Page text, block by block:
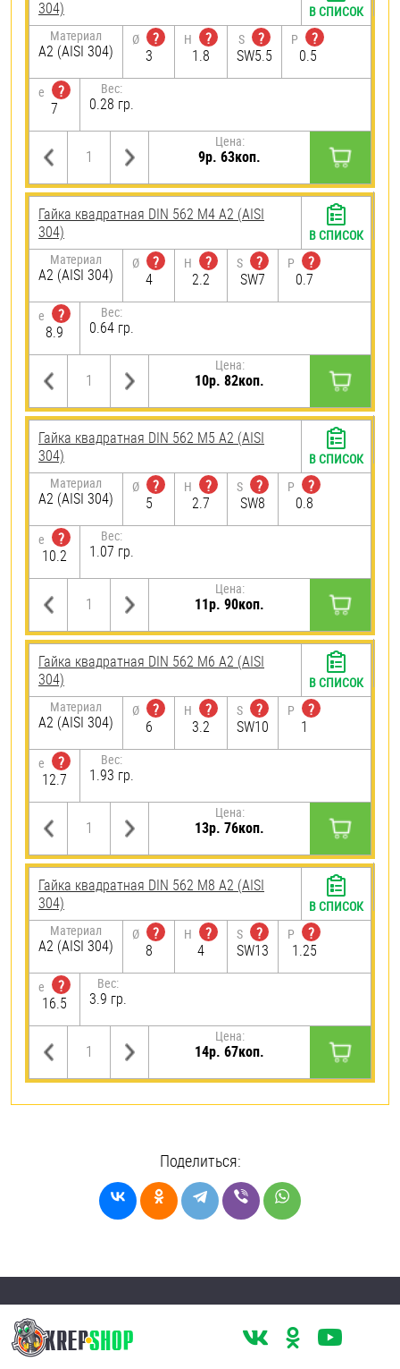
304)
Материал
А2 (AISI 304)
Ø
?
3
H
?
1.8
S
?
SW5.5
P
?
0.5
e
?
7
Вес:
0.28 гр.
Цена:
9р. 63коп.
В СПИСОК
Гайка квадратная DIN 562 М4 А2 (AISI
304)
Материал
А2 (AISI 304)
Ø
?
4
H
?
2.2
S
?
SW7
P
?
0.7
e
?
8.9
Вес:
0.64 гр.
Цена:
10р. 82коп.
В СПИСОК
Гайка квадратная DIN 562 М5 А2 (AISI
304)
Материал
А2 (AISI 304)
Ø
?
5
H
?
2.7
S
?
SW8
P
?
0.8
e
?
10.2
Вес:
1.07 гр.
Цена:
11р. 90коп.
В СПИСОК
Гайка квадратная DIN 562 М6 А2 (AISI
304)
Материал
А2 (AISI 304)
Ø
?
6
H
?
3.2
S
?
SW10
P
?
1
e
?
12.7
Вес:
1.93 гр.
Цена:
13р. 76коп.
В СПИСОК
Гайка квадратная DIN 562 М8 А2 (AISI
304)
Материал
А2 (AISI 304)
Ø
?
8
H
?
4
S
?
SW13
P
?
1.25
e
?
16.5
Вес:
3.9 гр.
Цена:
14р. 67коп.
В СПИСОК
Поделиться: